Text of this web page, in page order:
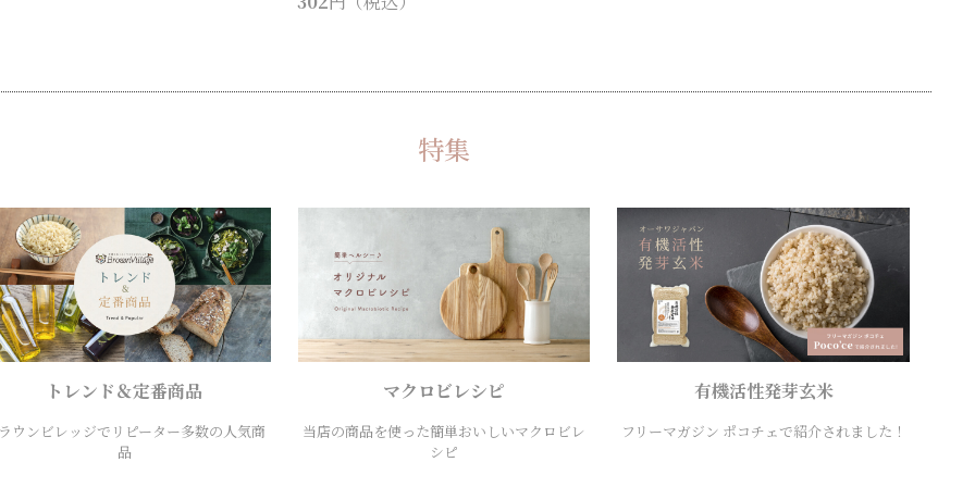
特集
トレンド＆定番商品
ウンビレッジでリピーター多数の人気商
品
マクロビレシピ
当店の商品を使った簡単おいしいマクロビレ
シピ
有機活性発芽玄米
フリーマガジン ポコチェで紹介されました！